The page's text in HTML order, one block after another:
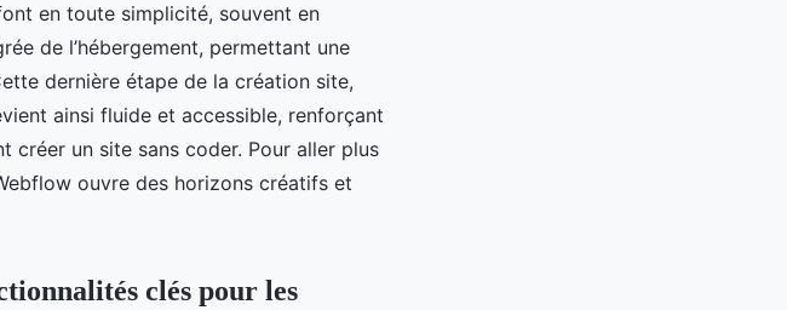
en toute simplicité, souvent en
de l’hébergement, permettant une
dernière étape de la création site,
ainsi fluide et accessible, renforçant
créer un site sans coder. Pour aller plus
ouvre des horizons créatifs et
clés pour les